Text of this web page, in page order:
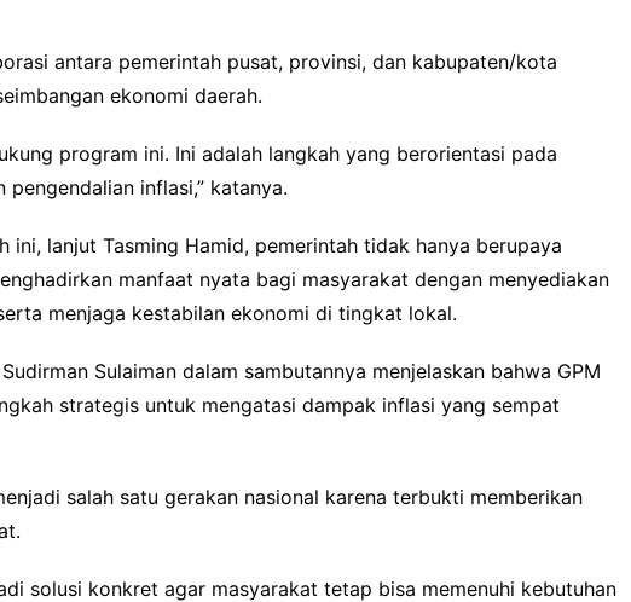
antara pemerintah pusat, provinsi, dan kabupaten/kota
ekonomi daerah.
program ini. Ini adalah langkah yang berorientasi pada
inflasi,” katanya.
ini, lanjut Tasming Hamid, pemerintah tidak hanya berupaya
manfaat nyata bagi masyarakat dengan menyediakan
menjaga kestabilan ekonomi di tingkat lokal.
Sulaiman dalam sambutannya menjelaskan bahwa GPM
strategis untuk mengatasi dampak inflasi yang sempat
salah satu gerakan nasional karena terbukti memberikan
solusi konkret agar masyarakat tetap bisa memenuhi kebutuhan